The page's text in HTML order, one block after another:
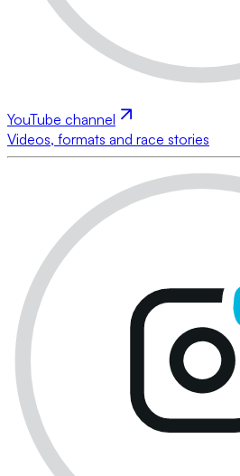
YouTube channel
Videos, formats and race stories